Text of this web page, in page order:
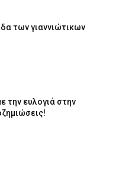
των γιαννιώτικων
την ευλογιά στην